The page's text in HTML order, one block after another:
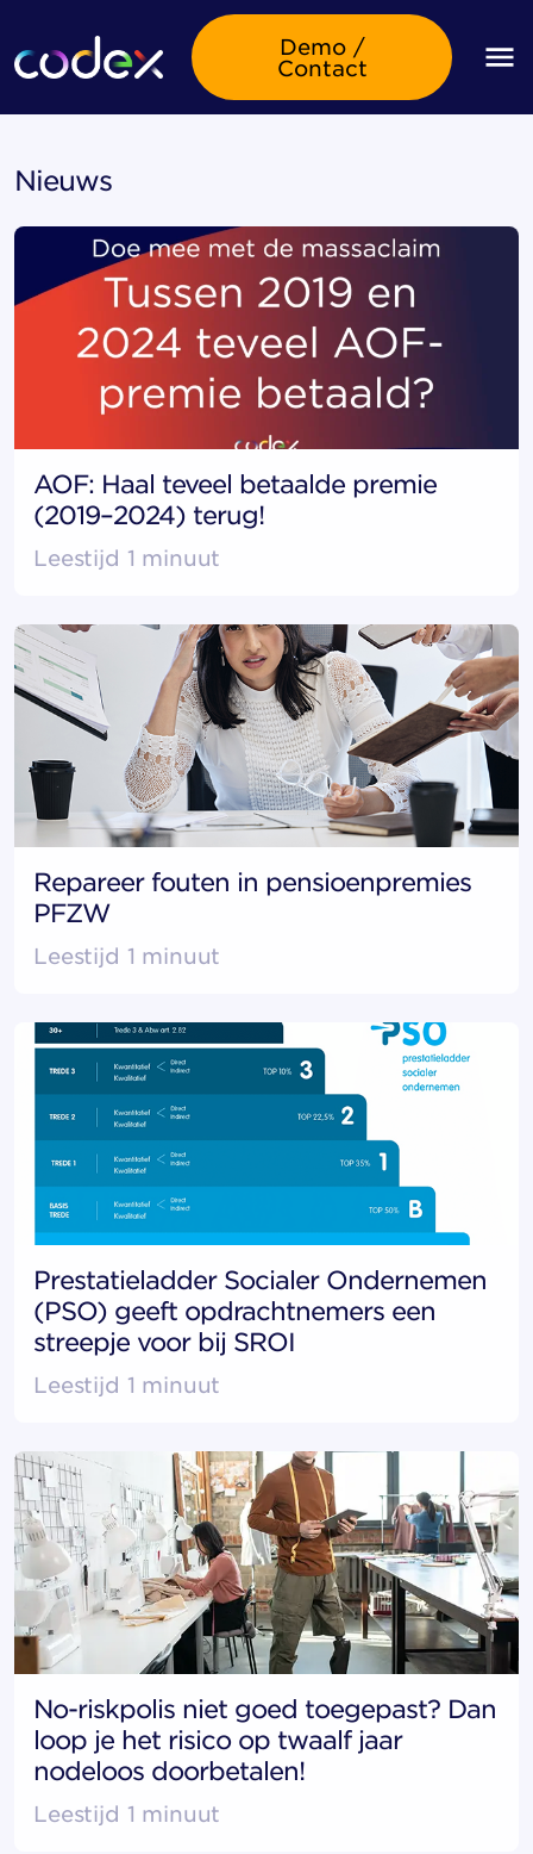
Demo /
Contact
Nieuws
AOF: Haal teveel betaalde premie
(2019–2024) terug!
Leestijd 1 minuut
Repareer fouten in pensioenpremies
PFZW
Leestijd 1 minuut
Prestatieladder Socialer Ondernemen
(PSO) geeft opdrachtnemers een
streepje voor bij SROI
Leestijd 1 minuut
No-riskpolis niet goed toegepast? Dan
loop je het risico op twaalf jaar
nodeloos doorbetalen!
Leestijd 1 minuut